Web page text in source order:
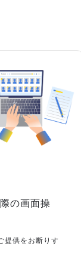
の画面操
提供をお断りす